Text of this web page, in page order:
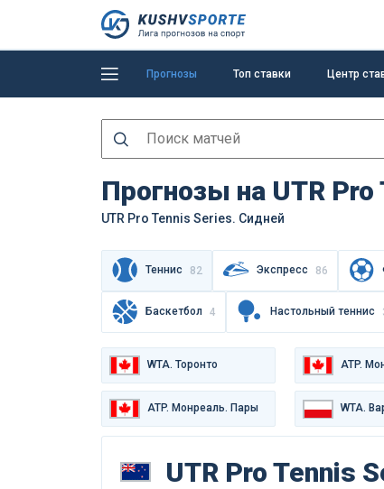
Прогнозы Топ ставки Центр
Прогнозы на UTR
UTR Pro Tennis Series. Сидней
Теннис 82 Экспресс 86
Баскетбол 4 Настольный теннис
WTA. Торонто ATP.
ATP. Монреаль. Пары WTA.
UTR Pro Tennis